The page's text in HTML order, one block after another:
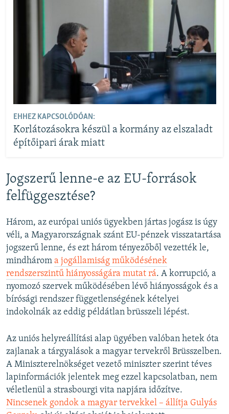
EHHEZ KAPCSOLÓDÓAN:
Korlátozásokra készül a kormány az elszaladt
építőipari árak miatt
Jogszerű lenne-e az EU-források
felfüggesztése?
Három, az európai uniós ügyekben jártas jogász is úgy
véli, a Magyarországnak szánt EU-pénzek visszatartása
jogszerű lenne, és ezt három tényezőből vezették le,
mindhárom a jogállamiság működésének
rendszerszintű hiányosságára mutat rá. A korrupció, a
nyomozó szervek működésében lévő hiányosságok és a
bírósági rendszer függetlenségének kételyei
indokolnák az eddig példátlan brüsszeli lépést.
Az uniós helyreállítási alap ügyében valóban hetek óta
zajlanak a tárgyalások a magyar tervekről Brüsszelben.
A Miniszterelnökséget vezető miniszter szerint téves
lapinformációk jelentek meg ezzel kapcsolatban, nem
véletlenül a strasbourgi vita napjára időzítve.
Nincsenek gondok a magyar tervekkel – állítja Gulyás